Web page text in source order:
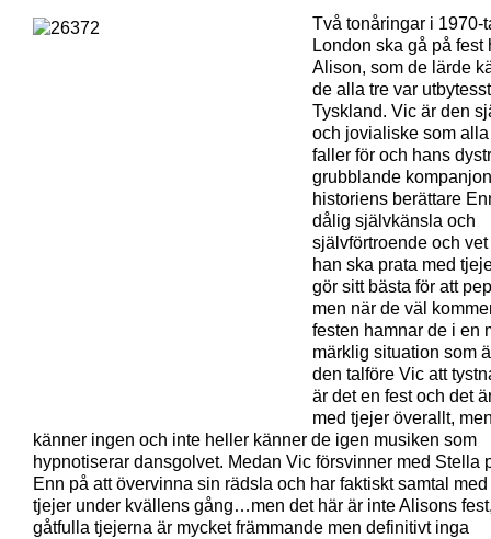
Två tonåringar i 1970-
London ska gå på fest
Alison, som de lärde
de alla tre var
Tyskland. Vic är den
och jovialiske som
faller för och hans
grubblande
historiens berättare
dålig självkänsla och
självförtroende och
han ska prata med
gör sitt bästa för att
men när de väl
festen hamnar de i en
märklig situation som
den talföre Vic att
är det en fest och det
med tjejer överallt,
känner ingen och inte heller känner de igen musiken som
hypnotiserar dansgolvet. Medan Vic försvinner med Stella
Enn på att övervinna sin rädsla och har faktiskt samtal
tjejer under kvällens gång…men det här är inte Alisons
gåtfulla tjejerna är mycket främmande men definitivt inga